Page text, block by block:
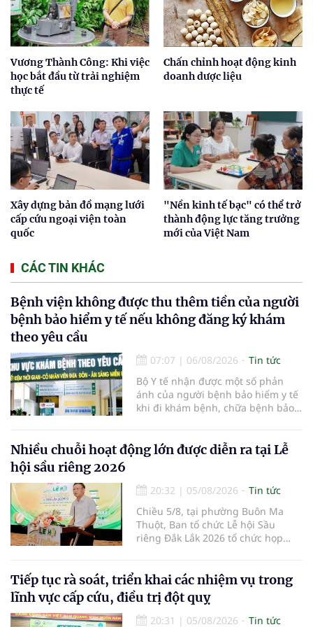
Vương Thành Công: Khi việc
học bắt đầu từ trải nghiệm
thực tế
Chấn chỉnh hoạt động kinh
doanh dược liệu
Xây dựng bản đồ mạng lưới
cấp cứu ngoại viện toàn
quốc
"Nền kinh tế bạc" có thể trở
thành động lực tăng trưởng
mới của Việt Nam
CÁC TIN KHÁC
Bệnh viện không được thu thêm tiền của người
bệnh bảo hiểm y tế nếu không đăng ký khám
theo yêu cầu
07:07 | 06/08/2026
Tin tức
Bộ Y tế nhận được một số phản
ánh của người bệnh bảo hiểm y tế
khi đi khám bệnh, chữa bệnh bảo
bệnh, chữa bệnh theo yêu cầu
nhưng vẫn phải nộp thêm các chi
phần cùng chi trả.
Nhiều chuỗi hoạt động lớn được diễn ra tại Lễ
hội sầu riêng 2026
20:32 | 05/08/2026
Tin tức
Chiều 5/8, tại phường Buôn Ma
Thuột, Ban tổ chức Lễ hội Sầu
riêng Đắk Lắk 2026 tổ chức họp
hội Sầu riêng Đắk Lắk năm 2026 có
chủ đề “Sầu riêng Đắk Lắk – Kết nối
vươn xa”, được tổ chức từ ngày
15/8/2026 đến ngày 02/9/2026 tại
Tiếp tục rà soát, triển khai các nhiệm vụ trong
lĩnh vực cấp cứu, điều trị đột quỵ
20:31 | 05/08/2026
Tin tức